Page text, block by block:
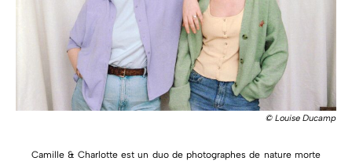
© Louise Ducamp
Camille & Charlotte est un duo de photographes de nature morte